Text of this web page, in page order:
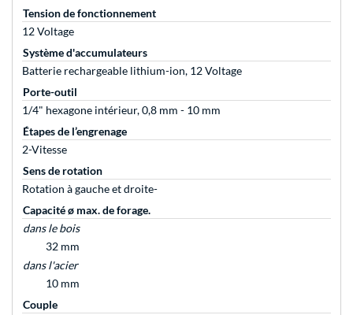
Tension de fonctionnement
12 Voltage
Système d'accumulateurs
Batterie rechargeable lithium-ion, 12 Voltage
Porte-outil
1/4" hexagone intérieur, 0,8 mm - 10 mm
Étapes de l’engrenage
2-Vitesse
Sens de rotation
Rotation à gauche et droite-
Capacité ø max. de forage.
dans le bois
32 mm
dans l'acier
10 mm
Couple